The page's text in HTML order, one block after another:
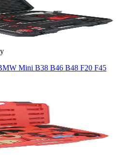
Mini B38 B46 B48 F20 F45